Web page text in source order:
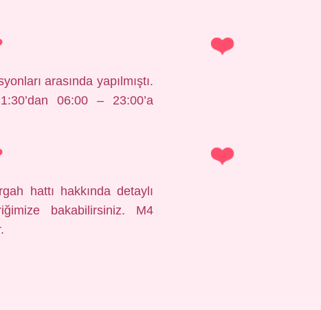
arasında yapılmıştı.
06:00 – 23:00’a
hattı hakkında detaylı
bakabilirsiniz. M4